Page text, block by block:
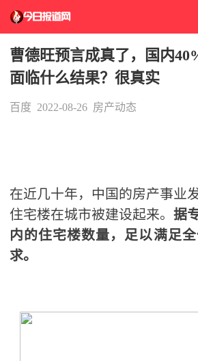
曹德旺预言成真了，国内
面临什么结果？很真实
百度 2022-08-26 房产动态
在近几十年，中国的房产事业
住宅楼在城市被建设起来。据
内的住宅楼数量，足以满足
求。